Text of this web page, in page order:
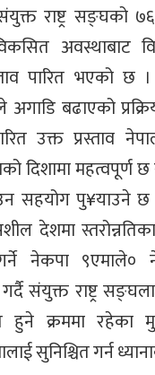
राष्ट्र सङ्घको
अवस्थाबाट
पारित भएको
बढाएको
उक्त प्रस्ताव
दिशामा महत्वपूर्ण
सहयोग पु¥याउने
देशमा
नेकपा ९एमाले०
संयुक्त राष्ट्र
हुने क्रममा
सुनिश्चित गर्न